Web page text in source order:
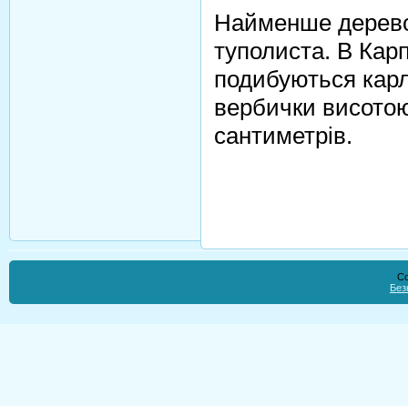
Найменше
туполиста. В
подибуються
вербички
сантиметрів.